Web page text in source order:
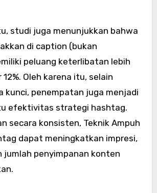
studi juga menunjukkan bahwa
di caption (bukan
peluang keterlibatan lebih
Oleh karena itu, selain
kunci, penempatan juga menjadi
efektivitas strategi hashtag.
secara konsisten, Teknik Ampuh
dapat meningkatkan impresi,
jumlah penyimpanan konten